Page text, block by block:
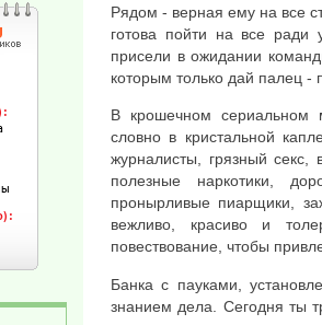
Рядом - верная ему на все
готова пойти на все
присели в ожидании
которым только дай палец -
В крошечном сериальном
словно в кристальной
журналисты, грязный секс,
полезные наркотики,
пронырливые пиарщики,
вежливо, красиво и
повествование, чтобы
Банка с пауками,
знанием дела. Сегодня ты